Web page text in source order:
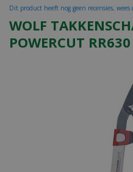
WOLF
POWERCUT RR630
Dit product heeft nog geen recensies, wees